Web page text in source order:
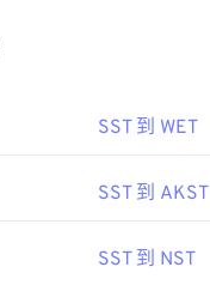
SST 到 WET
SST 到 AKST
SST 到 NST